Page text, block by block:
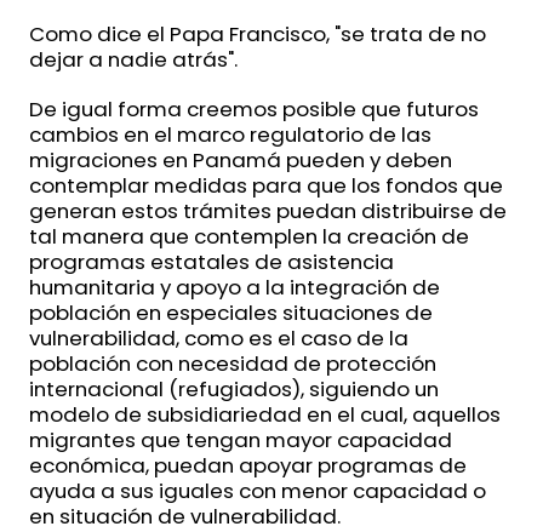
Como dice el Papa Francisco, "se trata de no
dejar a nadie atrás".
De igual forma creemos posible que futuros
cambios en el marco regulatorio de las
migraciones en Panamá pueden y deben
contemplar medidas para que los fondos que
generan estos trámites puedan distribuirse de
tal manera que contemplen la creación de
programas estatales de asistencia
humanitaria y apoyo a la integración de
población en especiales situaciones de
vulnerabilidad, como es el caso de la
población con necesidad de protección
internacional (refugiados), siguiendo un
modelo de subsidiariedad en el cual, aquellos
migrantes que tengan mayor capacidad
económica, puedan apoyar programas de
ayuda a sus iguales con menor capacidad o
en situación de vulnerabilidad.